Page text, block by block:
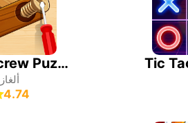
Wood Screw Puzzle
ألغاز
4.74